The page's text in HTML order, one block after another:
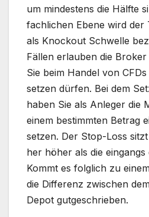
um mindestens die Hälfte
fachlichen Ebene wird der
als Knockout Schwelle
Fällen erlauben die
Sie beim Handel von
setzen dürfen. Bei dem
haben Sie als Anleger die
einem bestimmten Betrag
setzen. Der Stop-Loss
her höher als die
Kommt es folglich zu
die Differenz zwischen
Depot gutgeschrieben.